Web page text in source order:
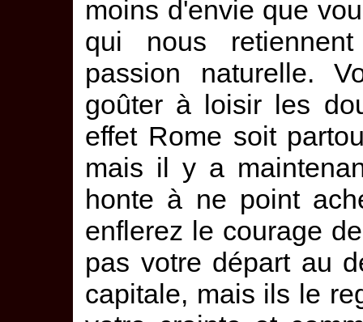
moins d'envie que
qui nous
passion naturelle.
goûter à loisir les
effet Rome soit
mais il y a
honte à ne point
enflerez le courage
pas votre départ au
capitale, mais ils le